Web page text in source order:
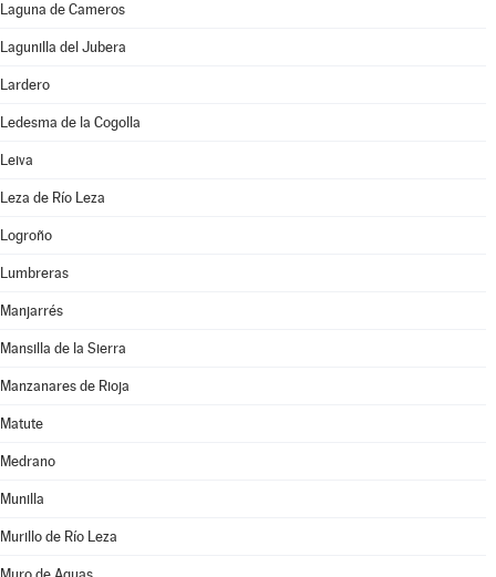
Laguna de Cameros
Lagunilla del Jubera
Lardero
Ledesma de la Cogolla
Leiva
Leza de Río Leza
Logroño
Lumbreras
Manjarrés
Mansilla de la Sierra
Manzanares de Rioja
Matute
Medrano
Munilla
Murillo de Río Leza